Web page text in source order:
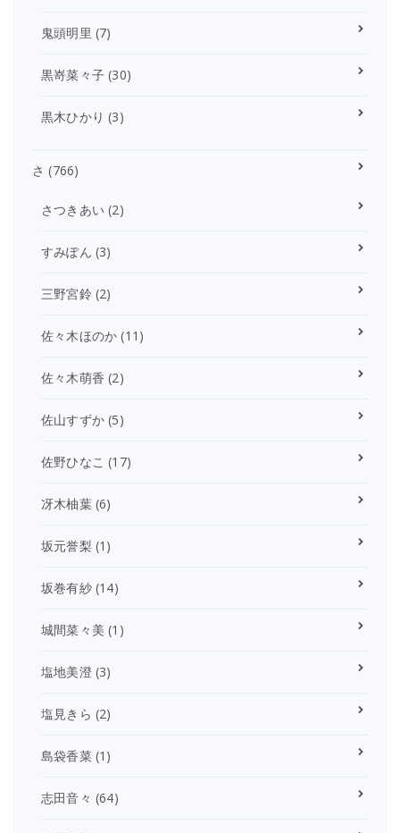
鬼頭明里 (7)
黒嵜菜々子 (30)
黒木ひかり (3)
さ (766)
さつきあい (2)
すみぽん (3)
三野宮鈴(2)
佐々木ほのか (11)
佐々木萌香 (2)
佐山すずか (5)
佐野ひなこ (17)
冴木柚葉(6)
坂元誉梨 (1)
坂巻有紗(14)
城間菜々美 (1)
塩地美澄(3)
塩見きら (2)
島袋香菜(1)
志田音々 (64)